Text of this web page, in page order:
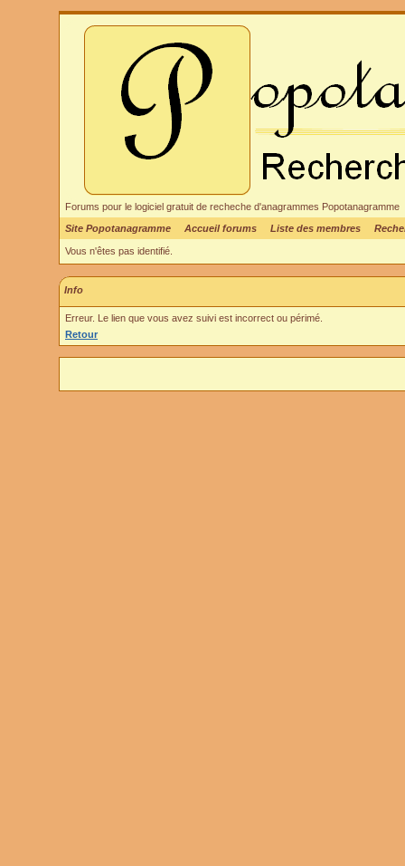
Forums pour le logiciel gratuit de recheche d'anagrammes Popotanagramme
Site Popotanagramme
Accueil forums Liste des membres
Vous n'êtes pas identifié.
Info
Erreur. Le lien que vous avez suivi est incorrect ou périmé.
Retour